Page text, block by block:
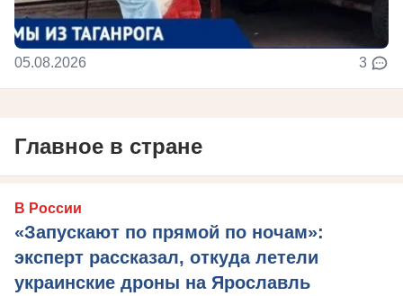
05.08.2026 3
Главное в стране
В России
«Запускают по прямой по ночам»:
эксперт рассказал, откуда летели
украинские дроны на Ярославль